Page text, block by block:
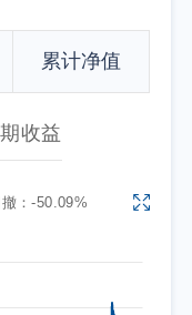
累计净值
收益
：-50.09%